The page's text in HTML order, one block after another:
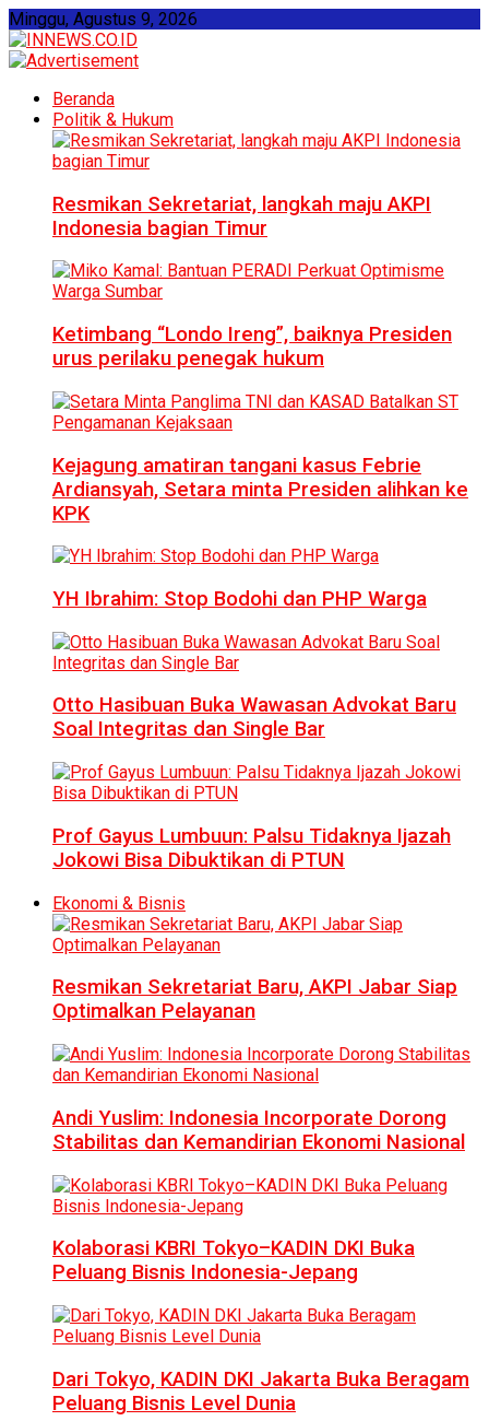
Minggu, Agustus 9, 2026
Beranda
Politik & Hukum
Resmikan Sekretariat, langkah maju AKPI
Indonesia bagian Timur
Ketimbang “Londo Ireng”, baiknya Presiden
urus perilaku penegak hukum
Kejagung amatiran tangani kasus Febrie
Ardiansyah, Setara minta Presiden alihkan ke
KPK
YH Ibrahim: Stop Bodohi dan PHP Warga
Otto Hasibuan Buka Wawasan Advokat Baru
Soal Integritas dan Single Bar
Prof Gayus Lumbuun: Palsu Tidaknya Ijazah
Jokowi Bisa Dibuktikan di PTUN
Ekonomi & Bisnis
Resmikan Sekretariat Baru, AKPI Jabar Siap
Optimalkan Pelayanan
Andi Yuslim: Indonesia Incorporate Dorong
Stabilitas dan Kemandirian Ekonomi Nasional
Kolaborasi KBRI Tokyo–KADIN DKI Buka
Peluang Bisnis Indonesia-Jepang
Dari Tokyo, KADIN DKI Jakarta Buka Beragam
Peluang Bisnis Level Dunia